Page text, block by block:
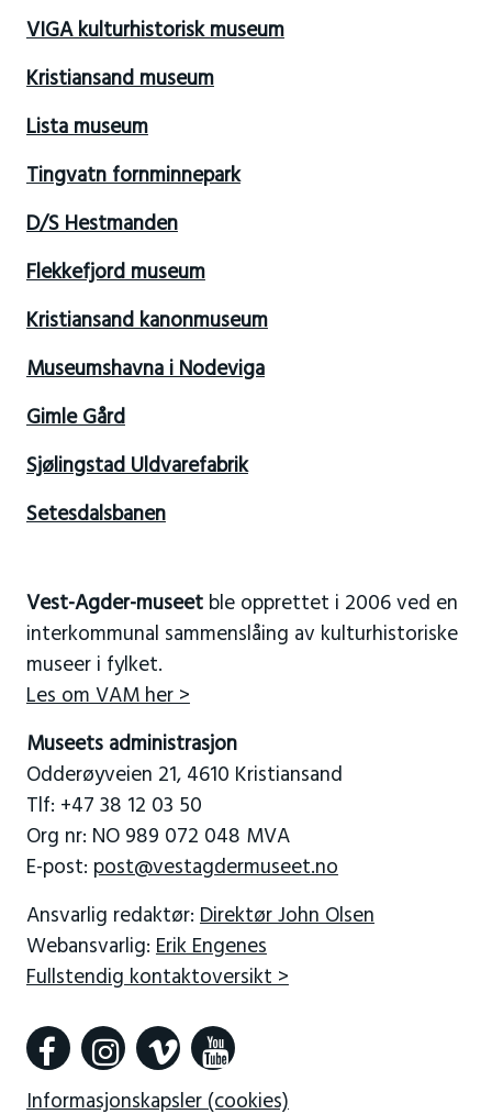
VIGA kulturhistorisk museum
Kristiansand museum
Lista museum
Tingvatn fornminnepark
D/S Hestmanden
Flekkefjord museum
Kristiansand kanonmuseum
Museumshavna i Nodeviga
Gimle Gård
Sjølingstad Uldvarefabrik
Setesdalsbanen
Vest-Agder-museetble opprettet i 2006 ved en
interkommunal sammenslåing av kulturhistoriske
museer i fylket.
Les om VAM her >
Museets administrasjon
Odderøyveien 21, 4610 Kristiansand
Tlf: +47 38 12 03 50
Org nr: NO 989 072 048 MVA
E-post: post@vestagdermuseet.no
Ansvarlig redaktør: Direktør John Olsen
Webansvarlig: Erik Engenes
Fullstendig kontaktoversikt >
Informasjonskapsler (cookies)